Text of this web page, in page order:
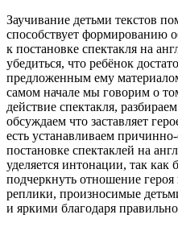
Заучивание детьми текстов
способствует формированию
к постановке спектакля на
убедиться, что ребёнок
предложенным ему
самом начале мы говорим о
действие спектакля,
обсуждаем что заставляет
есть устанавливаем
постановке спектаклей на
уделяется интонации, так как
подчеркнуть отношение
реплики, произносимые
и яркими благодаря